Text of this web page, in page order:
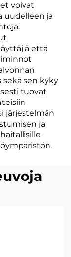
voivat
uudelleen ja
että
sen kyky
tuovat
järjestelmän
ja